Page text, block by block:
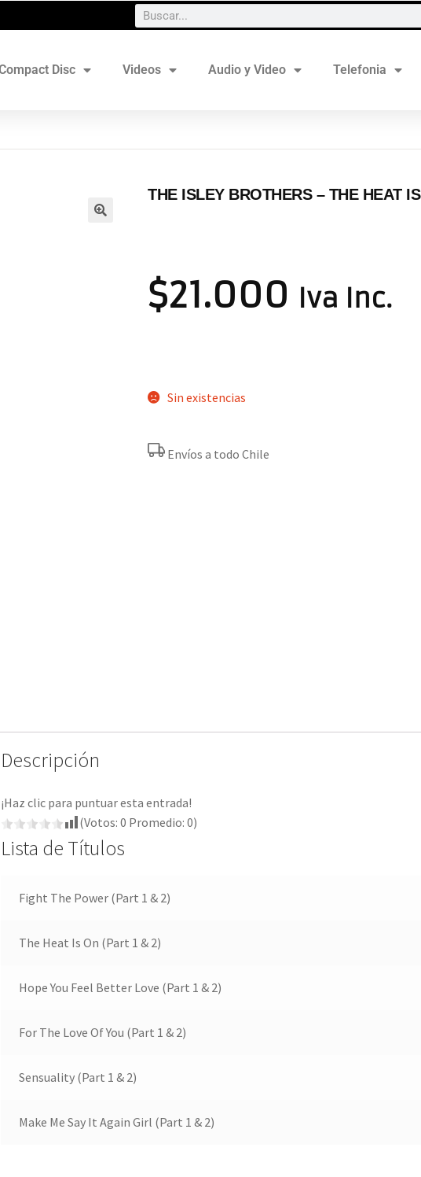
Disc Videos Audio y Video Telefonia
THE ISLEY BROTHERS ‎– THE HEAT
$21.000 Iva Inc.
Sin existencias
Envíos a todo Chile
Descripción
¡Haz clic para puntuar esta entrada!
(Votos:0 Promedio:0)
Lista de Títulos
Fight The Power (Part 1 & 2)
The Heat Is On (Part 1 & 2)
Hope You Feel Better Love (Part 1 & 2)
For The Love Of You (Part 1 & 2)
Sensuality (Part 1 & 2)
Make Me Say It Again Girl (Part 1 & 2)